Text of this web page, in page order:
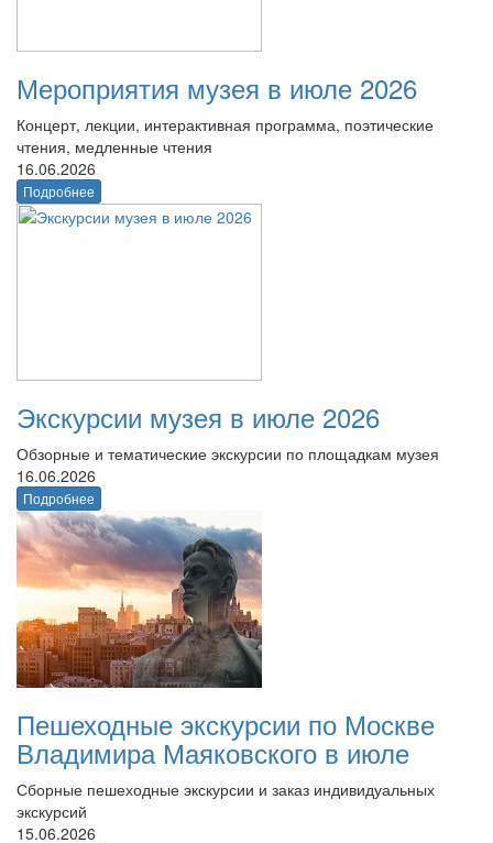
Мероприятия музея в июле 2026
Концерт, лекции, интерактивная программа, поэтические
чтения, медленные чтения
16.06.2026
Подробнее
Экскурсии музея в июле 2026
Обзорные и тематические экскурсии по площадкам музея
16.06.2026
Подробнее
Пешеходные экскурсии по Москве
Владимира Маяковского в июле
Сборные пешеходные экскурсии и заказ индивидуальных
экскурсий
15.06.2026